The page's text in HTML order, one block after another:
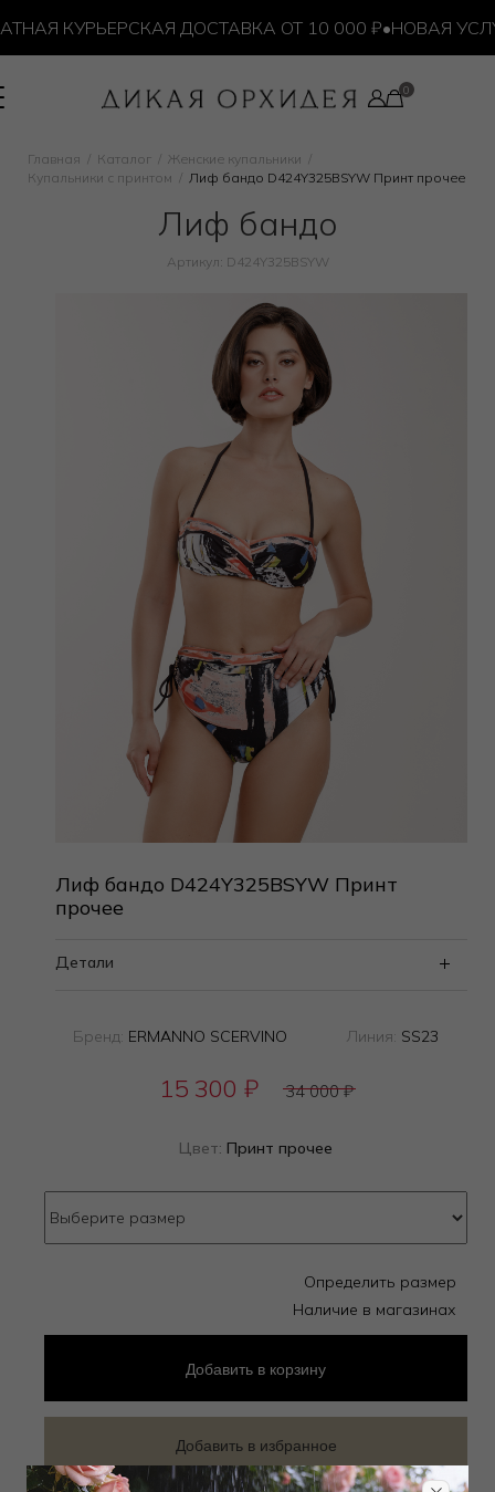
КУРЬЕРСКАЯ ДОСТАВКА ОТ 10 000 ₽• НОВАЯ
Главная Каталог
Женские купальники
Купальники с принтом
Лиф бандо D424Y325BSYW Принт прочее
Лиф бандо
Артикул: D424Y325BSYW
Лиф бандо D424Y325BSYW Принт
прочее
Детали
Бренд: ERMANNO SCERVINO Линия: SS23
15 300 ₽ 34 000₽
Цвет: Принт прочее
Определить размер
Наличие в магазинах
Добавить в корзину
Добавить в избранное